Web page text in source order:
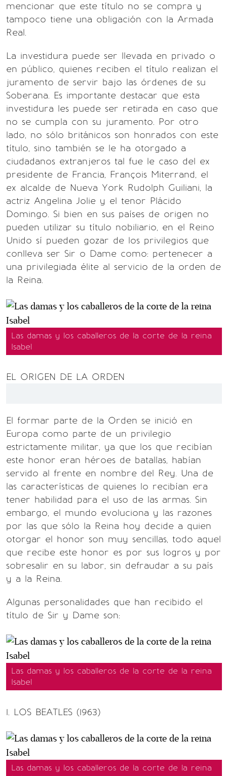
mencionar que este título no se compra y
tampoco tiene una obligación con la Armada
Real.
La investidura puede ser llevada en privado o
en público, quienes reciben el título realizan el
juramento de servir bajo las órdenes de su
Soberana. Es importante destacar que esta
investidura les puede ser retirada en caso que
no se cumpla con su juramento. Por otro
lado, no sólo británicos son honrados con este
título, sino también se le ha otorgado a
ciudadanos extranjeros tal fue le caso del ex
presidente de Francia, François Miterrand, el
ex alcalde de Nueva York Rudolph Guiliani, la
actriz Angelina Jolie y el tenor Plácido
Domingo. Si bien en sus países de origen no
pueden utilizar su título nobiliario, en el Reino
Unido sí pueden gozar de los privilegios que
conlleva ser Sir o Dame como: pertenecer a
una privilegiada élite al servicio de la orden de
la Reina.
Las damas y los caballeros de la corte de la reina
Isabel
EL ORIGEN DE LA ORDEN
El formar parte de la Orden se inició en
Europa como parte de un privilegio
estrictamente militar, ya que los que recibían
este honor eran héroes de batallas, habían
servido al frente en nombre del Rey. Una de
las características de quienes lo recibían era
tener habilidad para el uso de las armas. Sin
embargo, el mundo evoluciona y las razones
por las que sólo la Reina hoy decide a quien
otorgar el honor son muy sencillas, todo aquel
que recibe este honor es por sus logros y por
sobresalir en su labor, sin defraudar a su país
y a la Reina.
Algunas personalidades que han recibido el
título de Sir y Dame son:
Las damas y los caballeros de la corte de la reina
Isabel
1. LOS BEATLES (1963)
Las damas y los caballeros de la corte de la reina